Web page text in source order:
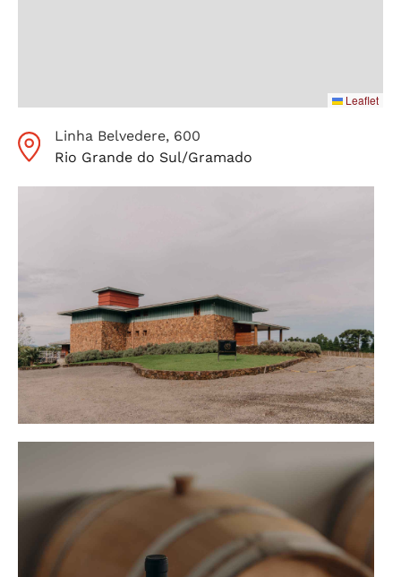
Leaflet
Linha Belvedere, 600
Rio Grande do Sul/Gramado